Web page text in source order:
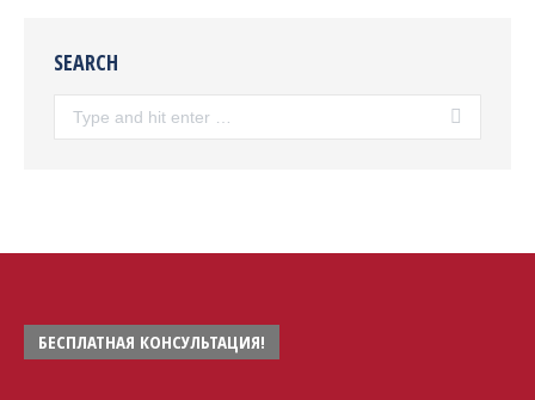
SEARCH
БЕСПЛАТНАЯ КОНСУЛЬТАЦИЯ!